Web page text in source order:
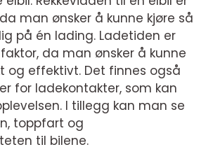
man ønsker å kunne kjøre så
på én lading. Ladetiden er
da man ønsker å kunne
og effektivt. Det finnes også
for ladekontakter, som kan
I tillegg kan man se
toppfart og
til bilene.